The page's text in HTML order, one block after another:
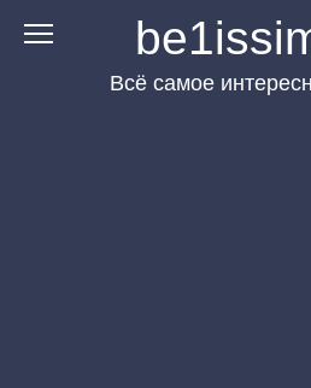
Перейти
Всё самое